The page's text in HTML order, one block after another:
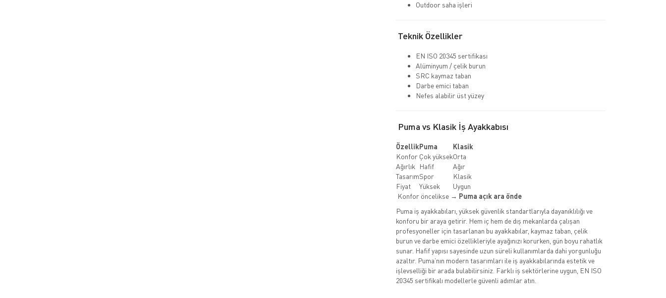
Outdoor saha işleri
Teknik Özellikler
EN ISO 20345 sertifikası
Alüminyum / çelik burun
SRC kaymaz taban
Darbe emici taban
Nefes alabilir üst yüzey
Puma vs Klasik İş Ayakkabısı
ÖzellikPuma
Klasik
Konfor Çok yüksekOrta
Ağırlık
Hafif
Ağır
TasarımSpor
Klasik
Fiyat
Yüksek
Uygun
Konfor öncelikse → Puma açık ara önde
Puma iş ayakkabıları, yüksek güvenlik standartlarıyla dayanıklılığı ve
konforu bir araya getirir. Hem iç hem de dış mekanlarda çalışan
profesyoneller için tasarlanan bu ayakkabılar, kaymaz taban, çelik
burun ve darbe emici özellikleriyle ayağınızı korurken, gün boyu rahatlık
sunar. Hafif yapısı sayesinde uzun süreli kullanımlarda dahi yorgunluğu
azaltır. Puma’nın modern tasarımları ile iş ayakkabılarında estetik ve
işlevselliği bir arada bulabilirsiniz. Farklı iş sektörlerine uygun, EN ISO
20345 sertifikalı modellerle güvenli adımlar atın.